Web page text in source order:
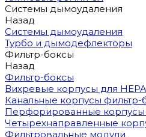
Системы дымоудаления
Назад
Системы дымоудаления
Турбо и дымодефлекторы
Фильтр-боксы
Назад
Фильтр-боксы
Вихревые корпусы для
Канальные корпусы фильтр-
Перфорированные корпусы
Четырехнаправленные
Фильтровальные модули